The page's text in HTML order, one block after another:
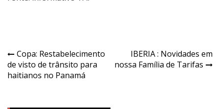
Copa: Restabelecimento
de visto de trânsito para
haitianos no Panamá
IBERIA : Novidades em
nossa Família de Tarifas